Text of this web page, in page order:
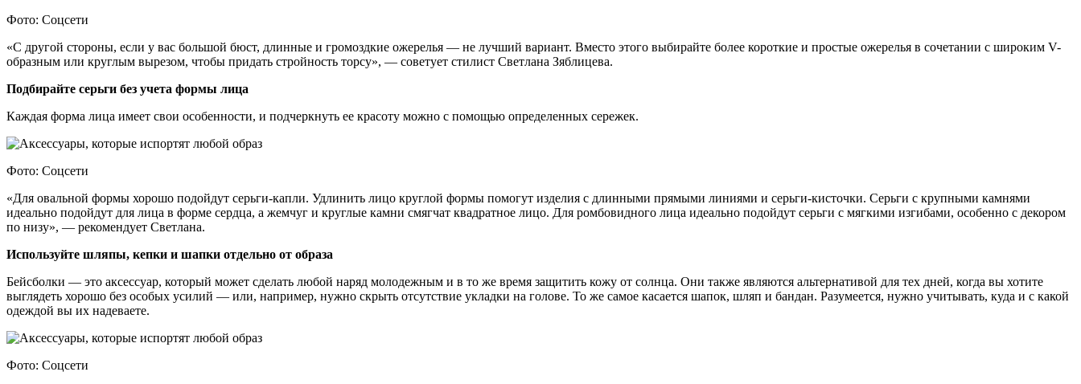
Фото: Соцсети
«С другой стороны, если у вас большой бюст, длинные и громоздкие ожерелья — не лучший вариант. Вместо этого выбирайте более короткие и простые ожерелья в сочетании с широким V-
образным или круглым вырезом, чтобы придать стройность торсу», — советует стилист Светлана Зяблицева.
Подбирайте серьги без учета формы лица
Каждая форма лица имеет свои особенности, и подчеркнуть ее красоту можно с помощью определенных сережек.
Фото: Соцсети
«Для овальной формы хорошо подойдут серьги-капли. Удлинить лицо круглой формы помогут изделия с длинными прямыми линиями и серьги-кисточки. Серьги с крупными камнями
идеально подойдут для лица в форме сердца, а жемчуг и круглые камни смягчат квадратное лицо. Для ромбовидного лица идеально подойдут серьги с мягкими изгибами, особенно с декором
по низу», — рекомендует Светлана.
Используйте шляпы, кепки и шапки отдельно от образа
Бейсболки — это аксессуар, который может сделать любой наряд молодежным и в то же время защитить кожу от солнца. Они также являются альтернативой для тех дней, когда вы хотите
выглядеть хорошо без особых усилий — или, например, нужно скрыть отсутствие укладки на голове. То же самое касается шапок, шляп и бандан. Разумеется, нужно учитывать, куда и с какой
одеждой вы их надеваете.
Фото: Соцсети